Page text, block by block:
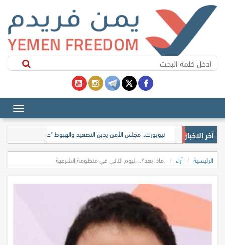
آخر الاخبار نيويورك.. مجلس الأمن يدين التصعيد والهبوط "غير المصرح به" في
الرئيسية آراء ماذا بعد؟.. اليوم التالي في منظومة الشرعية
ماذا
اليوم